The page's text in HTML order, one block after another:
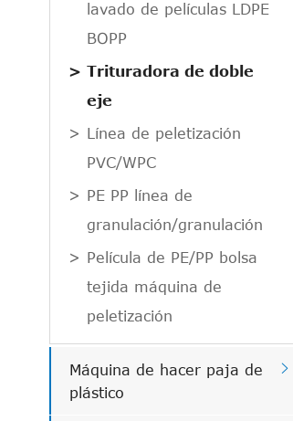
lavado de películas LDPE
BOPP
Trituradora de doble
eje
Línea de peletización
PVC/WPC
PE PP línea de
granulación/granulación
Película de PE/PP bolsa
tejida máquina de
peletización
Máquina de hacer paja de
plástico
